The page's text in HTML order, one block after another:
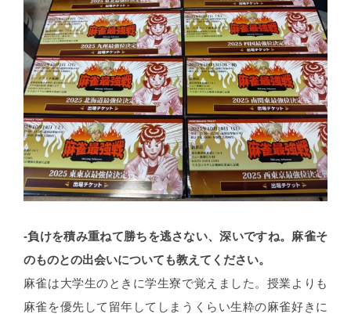
-負けを積み重ねて勝ちを逃さない、深いですね。麻雀そ
のものとの出会いについても教えてください。
麻雀は大学生のときに学生寮で覚えました。授業よりも
麻雀を優先して留年してしまうくらい生粋の麻雀好きに